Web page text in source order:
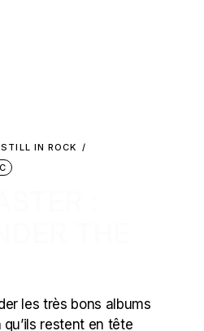
STILL IN ROCK
les très bons albums
restent en tête